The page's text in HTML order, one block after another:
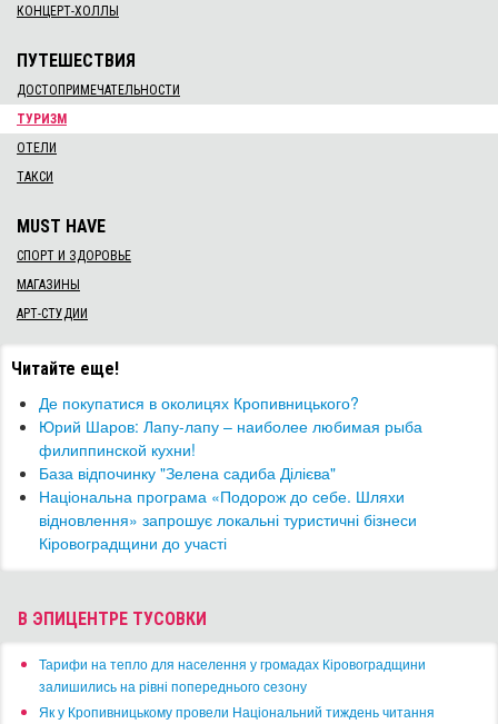
КОНЦЕРТ-ХОЛЛЫ
ПУТЕШЕСТВИЯ
ДОСТОПРИМЕЧАТЕЛЬНОСТИ
ТУРИЗМ
ОТЕЛИ
ТАКСИ
MUST HAVE
СПОРТ И ЗДОРОВЬЕ
МАГАЗИНЫ
АРТ-СТУДИИ
Читайте еще!
Де покупатися в околицях Кропивницького?
Юрий Шаров: Лапу-лапу – наиболее любимая рыба
филиппинской кухни!
База відпочинку "Зелена садиба Ділієва"
​Національна програма «Подорож до себе. Шляхи
відновлення» запрошує локальні туристичні бізнеси
Кіровоградщини до участі
В ЭПИЦЕНТРЕ ТУСОВКИ
​Тарифи на тепло для населення у громадах Кіровоградщини
залишились на рівні попереднього сезону
​Як у Кропивницькому провели Національний тиждень читання